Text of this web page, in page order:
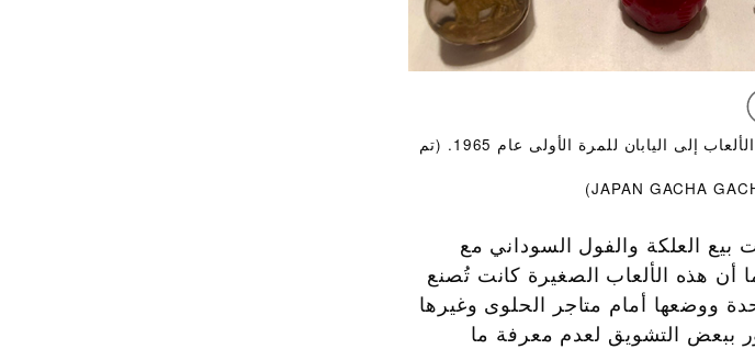
آلات كبسولات الألعاب بـ 10 ين من شركة Penny Shokai Co., Ltd.‎ التي أدخلت كبسولات الألعاب إلى اليابان للمرة الأولى عام 1965. (تم
في ذلك الوقت كانت آلات بيع العلكة والفول السوداني مع
أن هذه الألعاب الصغيرة كانت تُصنع
ووضعها أمام متاجر الحلوى وغيرها
والشعور ببعض التشويق لعدم معرفة ما